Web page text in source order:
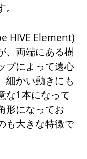
HIVE Element)
、両端にある樹
プによって遠心
細かい動きにも
な1本になって
形になってお
も大きな特徴で